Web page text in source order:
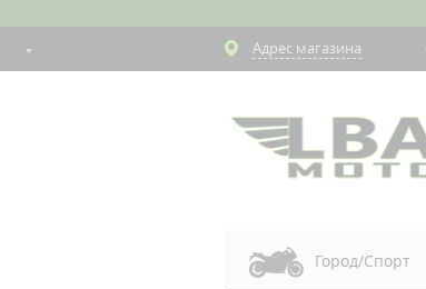
Адрес магазина
Город/Спорт